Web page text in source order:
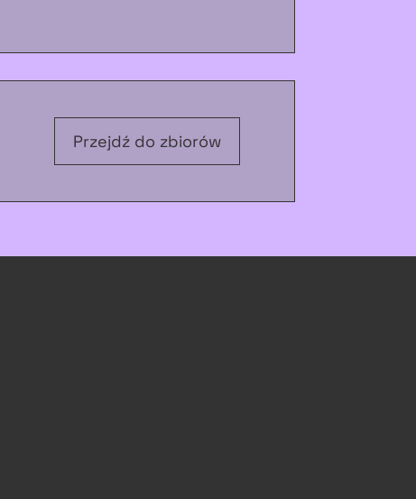
Przejdź do zbiorów